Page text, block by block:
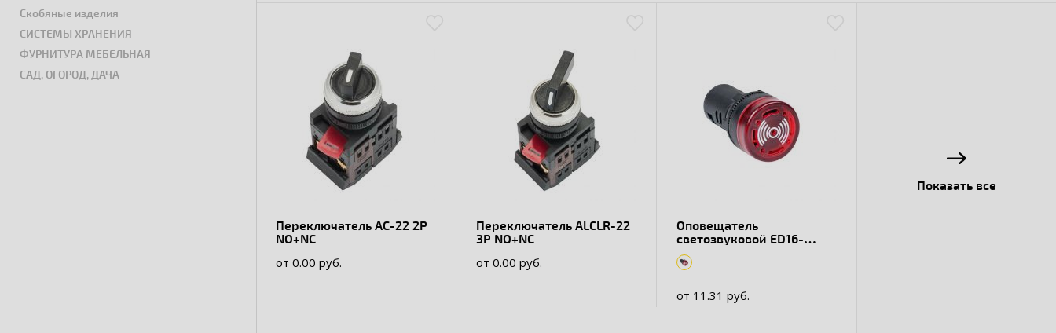
Скобяные изделия
СИСТЕМЫ ХРАНЕНИЯ
ФУРНИТУРА МЕБЕЛЬНАЯ
САД, ОГОРОД, ДАЧА
Переключатель АС-22 2P
NO+NC
от 0.00 руб.
Переключатель АLСLR-22
3P NO+NC
от 0.00 руб.
Оповещатель
светозвуковой ED16-
22BMS 24В
от 11.31 руб.
Показать все